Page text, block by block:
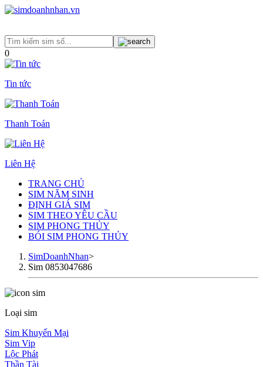
0
Tin tức
Thanh Toán
Liên Hệ
TRANG CHỦ
SIM NĂM SINH
ĐỊNH GIÁ SIM
SIM THEO YÊU CẦU
SIM PHONG THỦY
BÓI SIM PHONG THỦY
SimDoanhNhan>
Sim 0853047686
Loại sim
Sim Khuyến Mại
Sim Vip
Lộc Phát
Thần Tài